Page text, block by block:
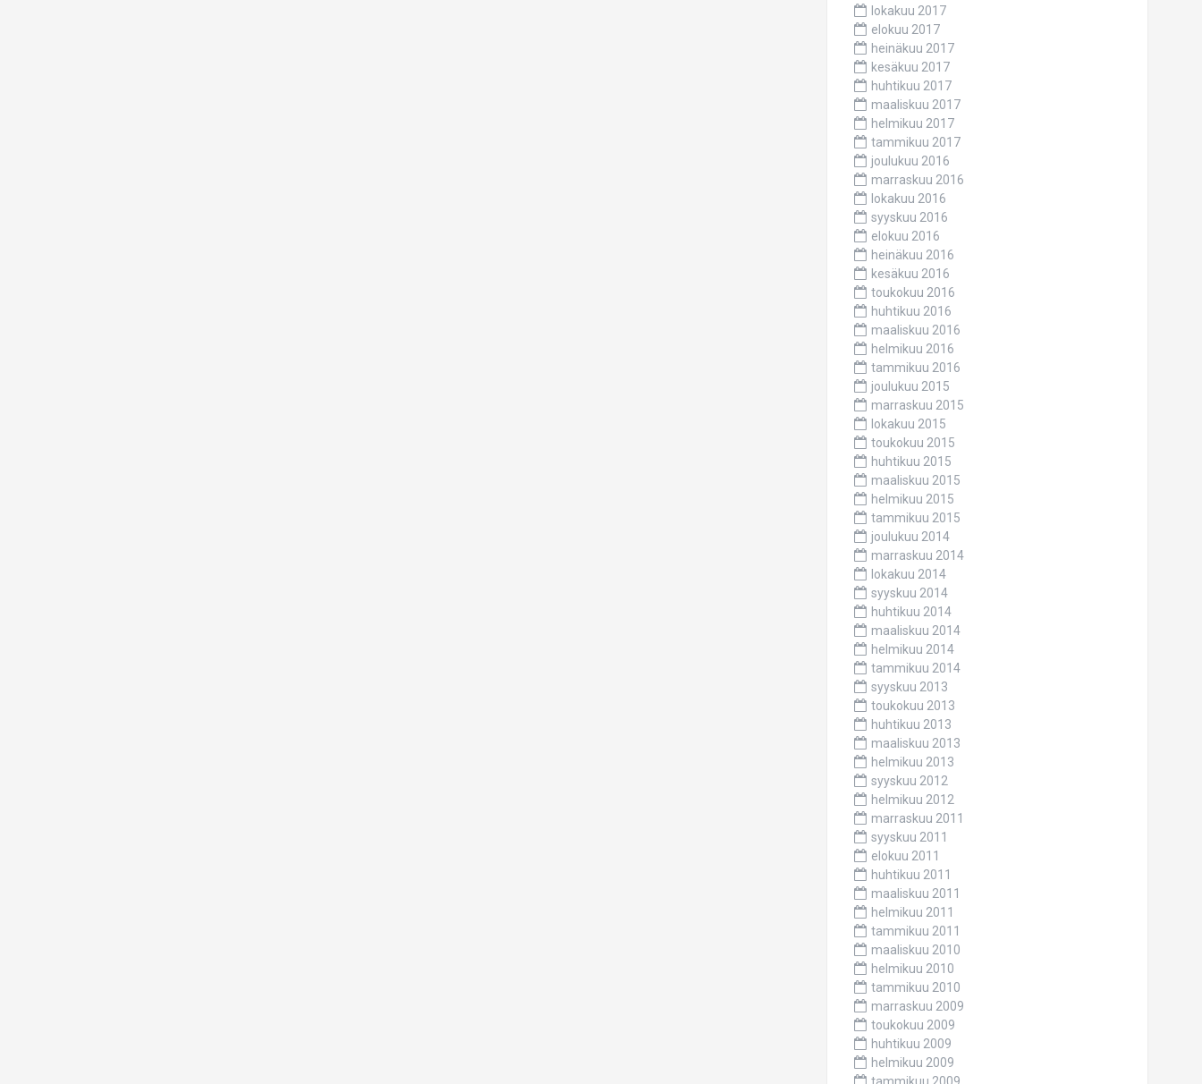
lokakuu 2017
elokuu 2017
heinäkuu 2017
kesäkuu 2017
huhtikuu 2017
maaliskuu 2017
helmikuu 2017
tammikuu 2017
joulukuu 2016
marraskuu 2016
lokakuu 2016
syyskuu 2016
elokuu 2016
heinäkuu 2016
kesäkuu 2016
toukokuu 2016
huhtikuu 2016
maaliskuu 2016
helmikuu 2016
tammikuu 2016
joulukuu 2015
marraskuu 2015
lokakuu 2015
toukokuu 2015
huhtikuu 2015
maaliskuu 2015
helmikuu 2015
tammikuu 2015
joulukuu 2014
marraskuu 2014
lokakuu 2014
syyskuu 2014
huhtikuu 2014
maaliskuu 2014
helmikuu 2014
tammikuu 2014
syyskuu 2013
toukokuu 2013
huhtikuu 2013
maaliskuu 2013
helmikuu 2013
syyskuu 2012
helmikuu 2012
marraskuu 2011
syyskuu 2011
elokuu 2011
huhtikuu 2011
maaliskuu 2011
helmikuu 2011
tammikuu 2011
maaliskuu 2010
helmikuu 2010
tammikuu 2010
marraskuu 2009
toukokuu 2009
huhtikuu 2009
helmikuu 2009